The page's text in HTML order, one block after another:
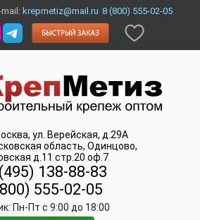
mail: krepmetiz@mail.ru 8 (800) 555-02-05
, ул. Верейская, д.29А
область, Одинцово,
д.11 стр.20 оф.7
138-88-83
555-02-05
Пн-Пт c 9:00 до 18:00